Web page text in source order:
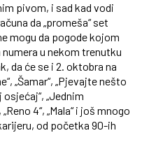
pivom, i sad kad vodi
da „promeša“ set
mogu da pogode kojom
u nekom trenutku
da će se i 2. oktobra na
„Šamar“, „Pjevajte nešto
osjećaj“, „Jednim
4“, „Mala“ i još mnogo
od početka 90-ih